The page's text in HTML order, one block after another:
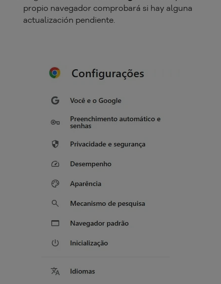
propio navegador comprobará si hay alguna
actualización pendiente.